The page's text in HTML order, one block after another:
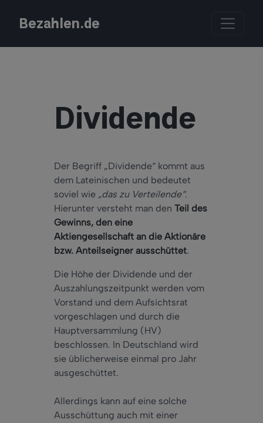
Bezahlen.de
Dividende
Der Begriff „Dividende“ kommt aus
dem Lateinischen und bedeutet
soviel wie „das zu Verteilende“.
Hierunter versteht man den Teil des
Gewinns, den eine
Aktiengesellschaft an die Aktionäre
bzw. Anteilseigner ausschüttet.
Die Höhe der Dividende und der
Auszahlungszeitpunkt werden vom
Vorstand und dem Aufsichtsrat
vorgeschlagen und durch die
Hauptversammlung (HV)
beschlossen. In Deutschland wird
sie üblicherweise einmal pro Jahr
ausgeschüttet.
Allerdings kann auf eine solche
Ausschüttung auch mit einer